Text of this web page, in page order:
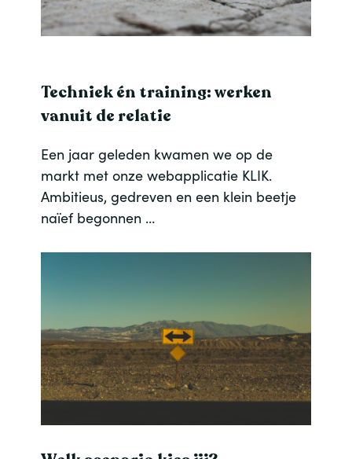
Techniek én training: werken
vanuit de relatie
Een jaar geleden kwamen we op de
markt met onze webapplicatie KLIK.
Ambitieus, gedreven en een klein beetje
naïef begonnen …